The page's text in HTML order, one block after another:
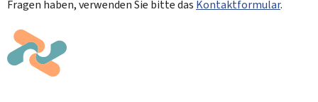
Fragen haben, verwenden Sie bitte das Kontaktformular.